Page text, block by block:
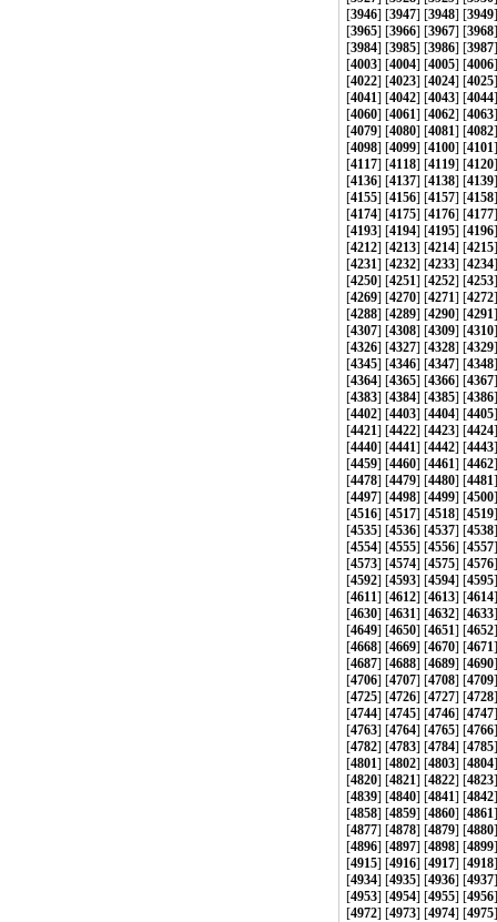
[3946] [3947] [3948] [3949
[3965] [3966] [3967] [3968
[3984] [3985] [3986] [3987
[4003] [4004] [4005] [4006
[4022] [4023] [4024] [4025
[4041] [4042] [4043] [4044
[4060] [4061] [4062] [4063
[4079] [4080] [4081] [4082
[4098] [4099] [4100] [4101
[4117] [4118] [4119] [4120
[4136] [4137] [4138] [4139
[4155] [4156] [4157] [4158
[4174] [4175] [4176] [4177
[4193] [4194] [4195] [4196
[4212] [4213] [4214] [4215
[4231] [4232] [4233] [4234
[4250] [4251] [4252] [4253
[4269] [4270] [4271] [4272
[4288] [4289] [4290] [4291
[4307] [4308] [4309] [4310
[4326] [4327] [4328] [4329
[4345] [4346] [4347] [4348
[4364] [4365] [4366] [4367
[4383] [4384] [4385] [4386
[4402] [4403] [4404] [4405
[4421] [4422] [4423] [4424
[4440] [4441] [4442] [4443
[4459] [4460] [4461] [4462
[4478] [4479] [4480] [4481
[4497] [4498] [4499] [4500
[4516] [4517] [4518] [4519
[4535] [4536] [4537] [4538
[4554] [4555] [4556] [4557
[4573] [4574] [4575] [4576
[4592] [4593] [4594] [4595
[4611] [4612] [4613] [4614
[4630] [4631] [4632] [4633
[4649] [4650] [4651] [4652
[4668] [4669] [4670] [4671
[4687] [4688] [4689] [4690
[4706] [4707] [4708] [4709
[4725] [4726] [4727] [4728
[4744] [4745] [4746] [4747
[4763] [4764] [4765] [4766
[4782] [4783] [4784] [4785
[4801] [4802] [4803] [4804
[4820] [4821] [4822] [4823
[4839] [4840] [4841] [4842
[4858] [4859] [4860] [4861
[4877] [4878] [4879] [4880
[4896] [4897] [4898] [4899
[4915] [4916] [4917] [4918
[4934] [4935] [4936] [4937
[4953] [4954] [4955] [4956
[4972] [4973] [4974] [4975